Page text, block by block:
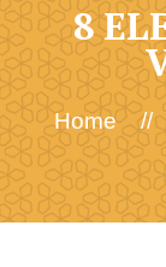
8
Home //